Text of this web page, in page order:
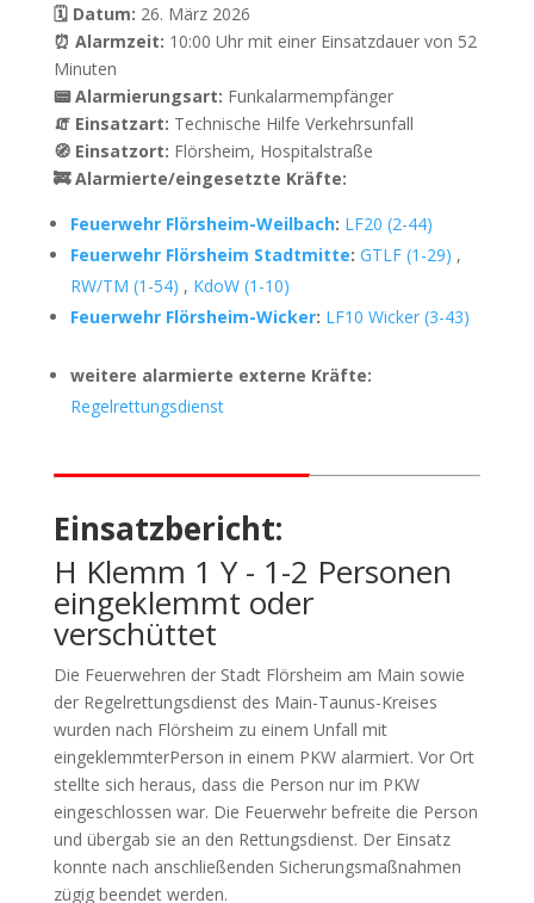
🗓 Datum: 26. März 2026
⏰ Alarmzeit: 10:00 Uhr mit einer Einsatzdauer von 52
Minuten
📟 Alarmierungsart: Funkalarmempfänger
🧯 Einsatzart: Technische Hilfe Verkehrsunfall
🧭 Einsatzort: Flörsheim, Hospitalstraße
🚒 Alarmierte/eingesetzte Kräfte:
Feuerwehr Flörsheim-Weilbach: LF20 (2-44)
Feuerwehr Flörsheim Stadtmitte: GTLF (1-29) ,
RW/TM (1-54) , KdoW (1-10)
Feuerwehr Flörsheim-Wicker: LF10 Wicker (3-43)
weitere alarmierte externe Kräfte:
Regelrettungsdienst
Einsatzbericht:
H Klemm 1 Y - 1-2 Personen
eingeklemmt oder
verschüttet
Die Feuerwehren der Stadt Flörsheim am Main sowie
der Regelrettungsdienst des Main-Taunus-Kreises
wurden nach Flörsheim zu einem Unfall mit
eingeklemmterPerson in einem PKW alarmiert. Vor Ort
stellte sich heraus, dass die Person nur im PKW
eingeschlossen war. Die Feuerwehr befreite die Person
und übergab sie an den Rettungsdienst. Der Einsatz
konnte nach anschließenden Sicherungsmaßnahmen
zügig beendet werden.